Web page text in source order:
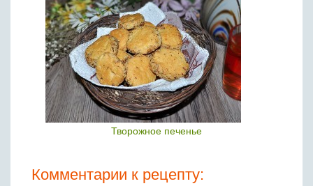
Творожное печенье
Комментарии к рецепту: